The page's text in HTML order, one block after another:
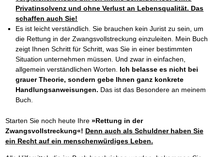
Privatinsolvenz und ohne Verlust an Lebensqualität. Das
schaffen auch Sie!
Es ist leicht verständlich. Sie brauchen kein Jurist zu sein, um
die Rettung in der Zwangsvollstreckung einzuleiten. Mein Buch
zeigt Ihnen Schritt für Schritt, was Sie in einer bestimmten
Situation unternehmen müssen. Und zwar in einfachen,
allgemein verständlichen Worten. Ich belasse es nicht bei
grauer Theorie, sondern gebe Ihnen ganz konkrete
Handlungsanweisungen. Das ist das Besondere an meinem
Buch.
Starten Sie noch heute Ihre »Rettung in der
Zwangsvollstreckung«! Denn auch als Schuldner haben Sie
ein Recht auf ein menschenwürdiges Leben.